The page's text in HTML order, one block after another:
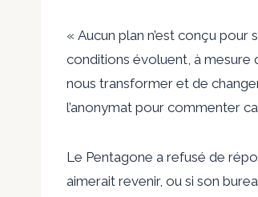
« Aucun plan n’est conçu
conditions évoluent, à mesure
nous transformer et de
l’anonymat pour commenter
Le Pentagone a refusé de
aimerait revenir, ou si son